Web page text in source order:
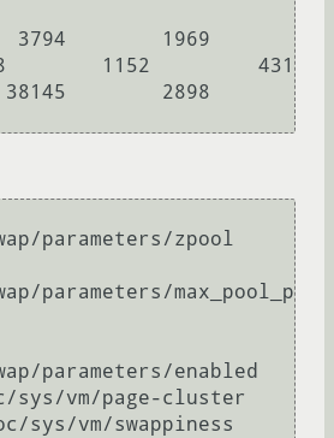
1969
1152         431
2898
parameters/zpool
parameters/max_pool_p
parameters/enabled
sys/vm/page-cluster
sys/vm/swappiness